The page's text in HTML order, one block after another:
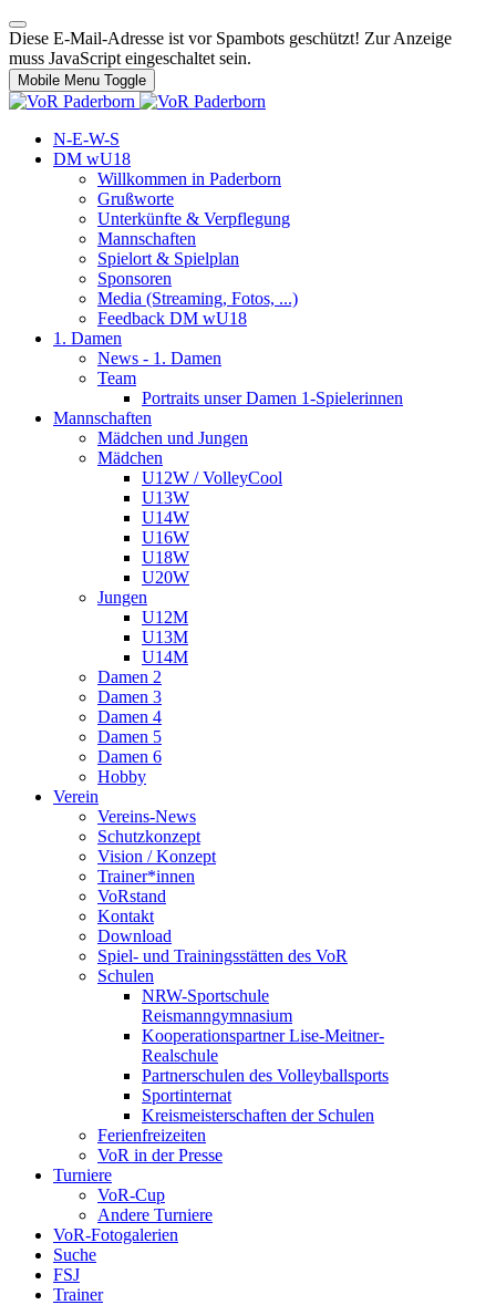
Diese E-Mail-Adresse ist vor Spambots geschützt! Zur Anzeige
muss JavaScript eingeschaltet sein.
Mobile Menu Toggle
N-E-W-S
DM wU18
Willkommen in Paderborn
Grußworte
Unterkünfte & Verpflegung
Mannschaften
Spielort & Spielplan
Sponsoren
Media (Streaming, Fotos, ...)
Feedback DM wU18
1. Damen
News - 1. Damen
Team
Portraits unser Damen 1-Spielerinnen
Mannschaften
Mädchen und Jungen
Mädchen
U12W / VolleyCool
U13W
U14W
U16W
U18W
U20W
Jungen
U12M
U13M
U14M
Damen 2
Damen 3
Damen 4
Damen 5
Damen 6
Hobby
Verein
Vereins-News
Schutzkonzept
Vision / Konzept
Trainer*innen
VoRstand
Kontakt
Download
Spiel- und Trainingsstätten des VoR
Schulen
NRW-Sportschule
Reismanngymnasium
Kooperationspartner Lise-Meitner-
Realschule
Partnerschulen des Volleyballsports
Sportinternat
Kreismeisterschaften der Schulen
Ferienfreizeiten
VoR in der Presse
Turniere
VoR-Cup
Andere Turniere
VoR-Fotogalerien
Suche
FSJ
Trainer